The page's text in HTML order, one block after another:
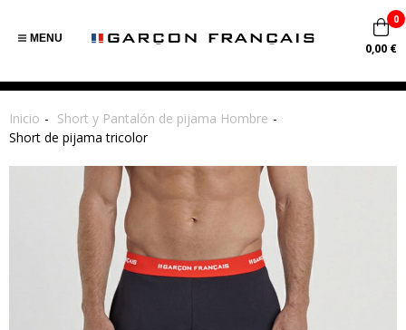
MENU
0
0,00 €
Inicio
Short y Pantalón de pijama Hombre
Short de pijama tricolor